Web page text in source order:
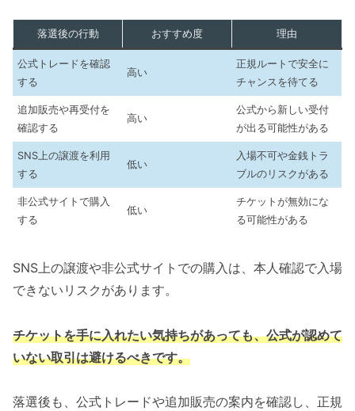
落選後の行動 おすすめ度 理由
公式トレードを確認
する
高い
正規ルートで安全に
チャンスを待てる
追加販売や再受付を
確認する
高い
公式から新しい受付
が出る可能性がある
SNS上の譲渡を利用
する
低い
入場不可や金銭トラ
ブルのリスクがある
非公式サイトで購入
する
低い
チケットが無効にな
る可能性がある
SNS上の譲渡や非公式サイトでの購入は、本人確認で入場
できないリスクがあります。
チケットを手に入れたい気持ちがあっても、公式が認めて
いない取引は避けるべきです。
落選後も、公式トレードや追加販売の案内を確認し、正規